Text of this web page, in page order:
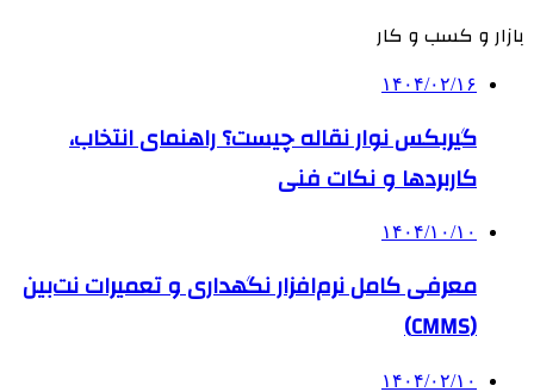
بازار و کسب و کار
۱۴۰۴/۰۲/۱۶
گیربکس نوار نقاله چیست؟ راهنمای انتخاب،
کاربردها و نکات فنی
۱۴۰۴/۱۰/۱۰
معرفی کامل نرم‌افزار نگهداری و تعمیرات نت‌بین
(CMMS)
۱۴۰۴/۰۲/۱۰